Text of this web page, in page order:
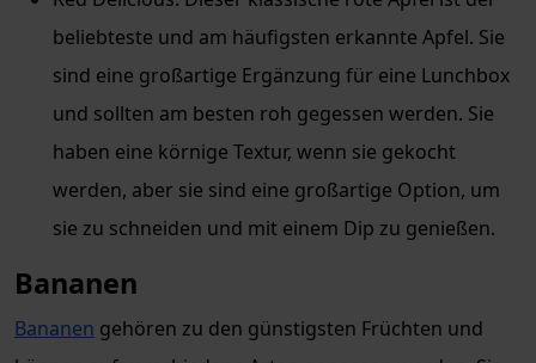
beliebteste und am häufigsten erkannte Apfel. Sie
sind eine großartige Ergänzung für eine Lunchbox
und sollten am besten roh gegessen werden. Sie
haben eine körnige Textur, wenn sie gekocht
werden, aber sie sind eine großartige Option, um
sie zu schneiden und mit einem Dip zu genießen.
Bananen
Bananen gehören zu den günstigsten Früchten und